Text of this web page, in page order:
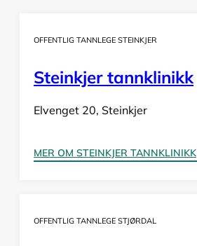
OFFENTLIG TANNLEGE STEINKJER
Steinkjer tannklinikk
Elvenget 20, Steinkjer
MER OM STEINKJER TANNKLINIKK
OFFENTLIG TANNLEGE STJØRDAL